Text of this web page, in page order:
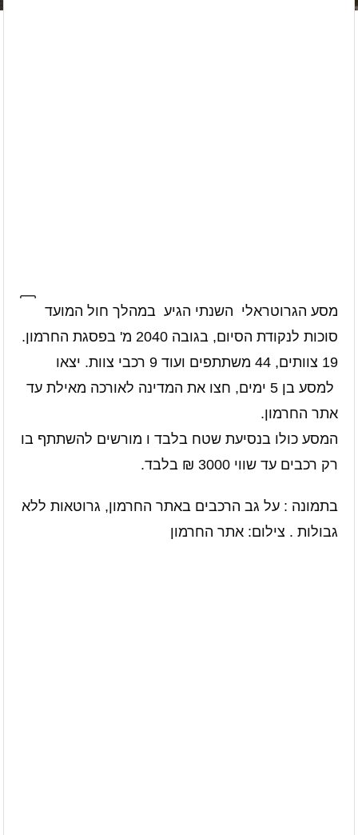
מסע הגרוטראלי השנתי הגיע במהלך חול המועד
סוכות לנקודת הסיום, בגובה 2040 מ' בפסגת החרמון.
19 צוותים, 44 משתתפים ועוד 9 רכבי צוות. יצאו
למסע בן 5 ימים, חצו את המדינה לאורכה מאילת עד
אתר החרמון.
המסע כולו בנסיעת שטח בלבד ו מורשים להשתתף בו
רק רכבים עד שווי 3000 ₪ בלבד.
בתמונה : על גב הרכבים באתר החרמון, גרוטאות ללא
גבולות . צילום: אתר החרמון